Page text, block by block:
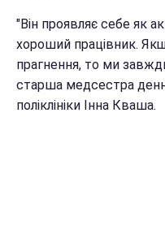
"Він проявляє себе як
хороший працівник.
прагнення, то ми
старша медсестра
поліклініки Інна Кваша.